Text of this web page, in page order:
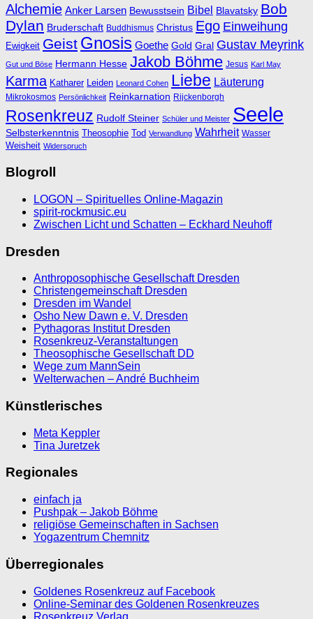
Alchemie Anker Larsen Bewusstsein Bibel Blavatsky Bob
Dylan Bruderschaft Buddhismus Christus Ego Einweihung
Ewigkeit Geist Gnosis Goethe Gold Gral Gustav Meyrink
Gut und Böse Hermann Hesse Jakob Böhme Jesus Karl May
Karma Katharer Leiden Leonard Cohen Liebe Läuterung
Mikrokosmos Persönlichkeit Reinkarnation Rijckenborgh
Rosenkreuz Rudolf Steiner Schüler und Meister Seele
Selbsterkenntnis Theosophie Tod Verwandlung Wahrheit Wasser
Weisheit Widerspruch
Blogroll
LOGON – Spirituelles Online-Magazin
spirit-rockmusic.eu
Zwischen Licht und Schatten – Eckhard Neuhoff
Dresden
Anthroposophische Gesellschaft Dresden
Christengemeinschaft Dresden
Dresden im Wandel
Osho New Dawn e. V. Dresden
Pythagoras Institut Dresden
Rosenkreuz-Veranstaltungen
Theosophische Gesellschaft DD
Wege zum MannSein
Welterwachen – André Buchheim
Künstlerisches
Meta Keppler
Tina Juretzek
Regionales
einfach ja
Pushpak – Jakob Böhme
religiöse Gemeinschaften in Sachsen
Yogazentrum Chemnitz
Überregionales
Goldenes Rosenkreuz auf Facebook
Online-Seminar des Goldenen Rosenkreuzes
Rosenkreuz Verlag